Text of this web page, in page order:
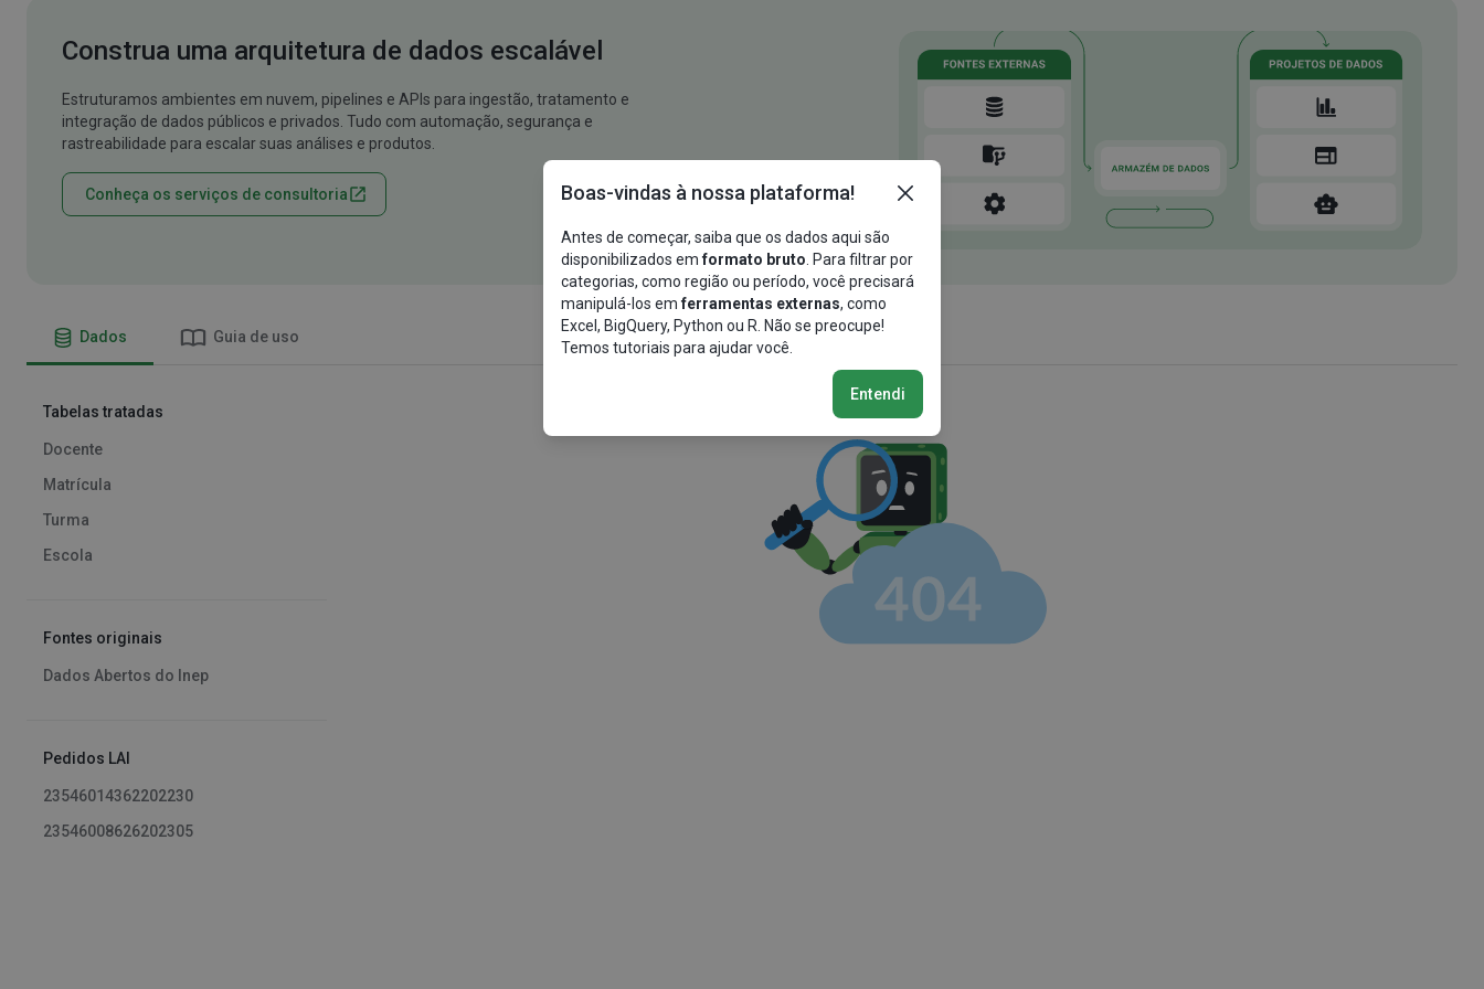
Construa uma arquitetura de dados escalável
Estruturamos ambientes em nuvem, pipelines e APIs para ingestão, tratamento e
integração de dados públicos e privados. Tudo com automação, segurança e
rastreabilidade para escalar suas análises e produtos.
Conheça os serviços de consultoria
Dados Guia de uso
Tabelas tratadas
Docente
Matrícula
Turma
Escola
Fontes originais
Dados Abertos do Inep
Pedidos LAI
23546014362202230
23546008626202305
Boas-vindas à nossa plataforma!
Antes de começar, saiba que os dados aqui são
disponibilizados emformato bruto . Para filtrar por
categorias, como região ou período, você precisará
manipulá-los emferramentas externas, como
Excel, BigQuery, Python ou R. Não se preocupe!
Temos tutoriais para ajudar você.
Entendi